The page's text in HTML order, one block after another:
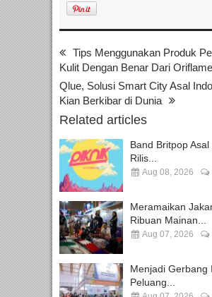
Tips Menggunakan Produk
Kulit Dengan Benar Dari Oriflame
Qlue, Solusi Smart City Asal
Kian Berkibar di Dunia
Related articles
Band Britpop Asal
Rilis...
Aug 08, 2026
Meramaikan
Ribuan Mainan...
Aug 07, 2026
Menjadi Gerbang
Peluang...